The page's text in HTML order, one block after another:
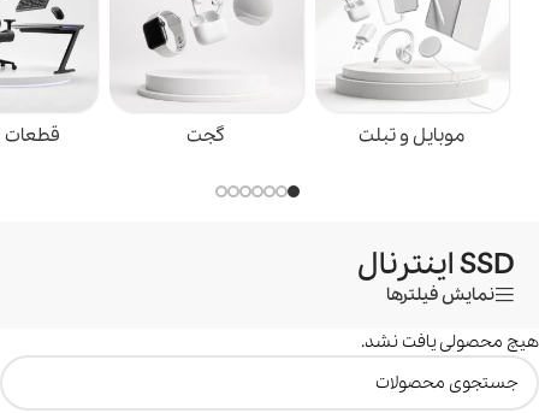
موبایل و تبلت گجت قطعات
SSD اینترنال
نمایش فیلترها
هیچ محصولی یافت نشد.